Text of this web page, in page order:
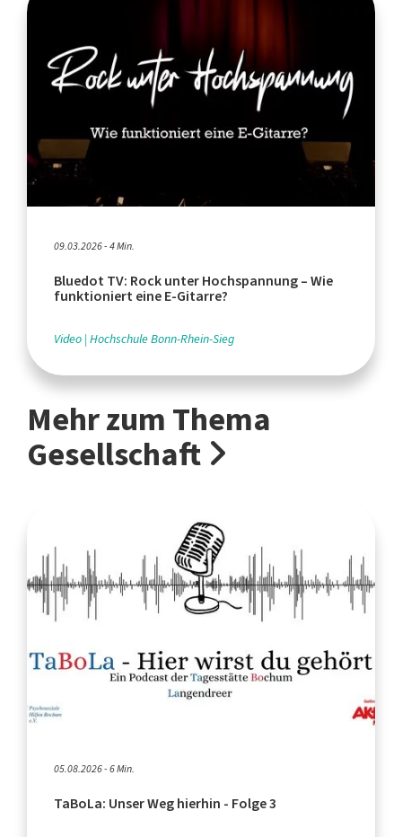
09.03.2026 - 4 Min.
Bluedot TV: Rock unter Hochspannung – Wie
funktioniert eine E-Gitarre?
Video Hochschule Bonn-Rhein-Sieg
Mehr zum Thema
Gesellschaft
05.08.2026 - 6 Min.
TaBoLa: Unser Weg hierhin - Folge 3